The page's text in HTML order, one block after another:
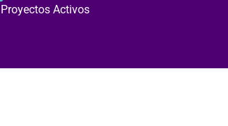
Proyectos Activos